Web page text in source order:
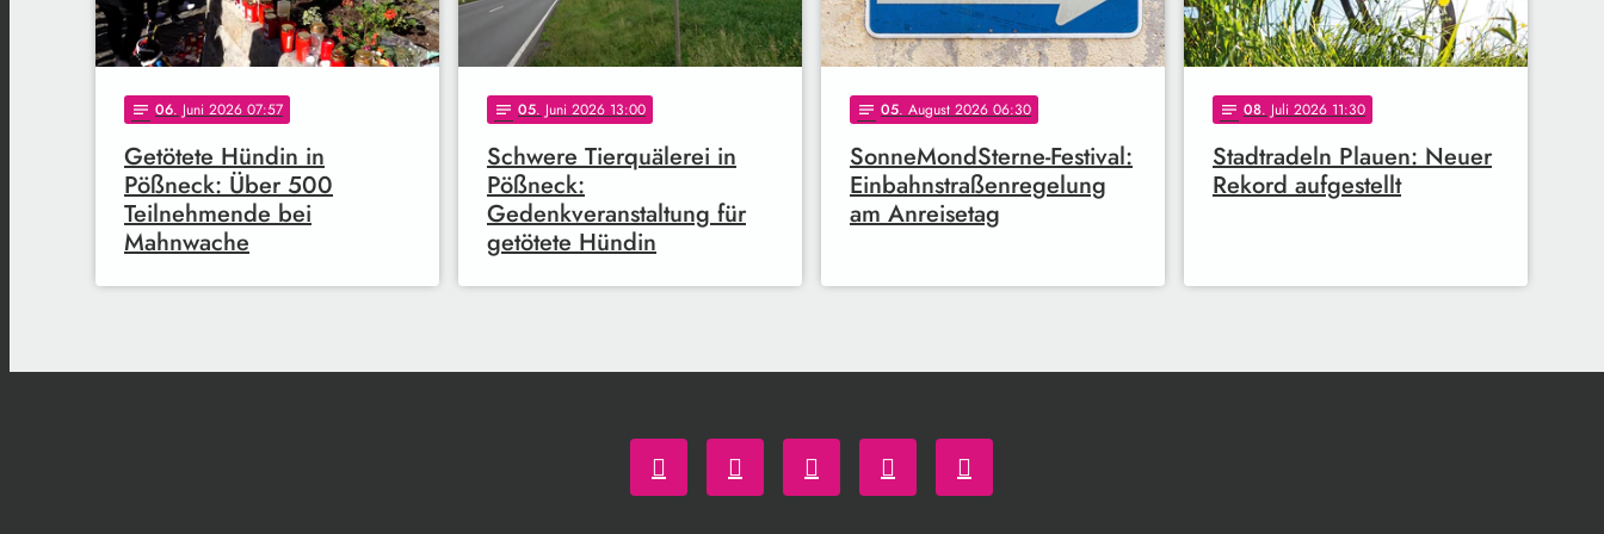
notes 06. Juni 2026 07:57
Getötete Hündin in
Pößneck: Über 500
Teilnehmende bei
Mahnwache
notes 05. Juni 2026 13:00
Schwere Tierquälerei in
Pößneck:
Gedenkveranstaltung für
getötete Hündin
notes 05. August 2026 06:30
SonneMondSterne-Festival:
Einbahnstraßenregelung
am Anreisetag
notes 08. Juli 2026 11:30
Stadtradeln Plauen: Neuer
Rekord aufgestellt